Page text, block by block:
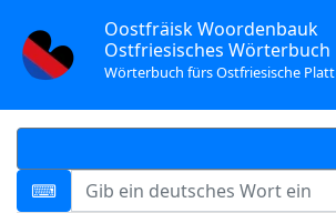
Oostfräisk Woordenbauk
Ostfriesisches Wörterbuch
Wörterbuch fürs Ostfriesische Platt